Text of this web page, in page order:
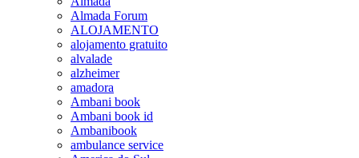
Almada Forum
ALOJAMENTO
alojamento gratuito
alvalade
alzheimer
amadora
Ambani book
Ambani book id
Ambanibook
ambulance service